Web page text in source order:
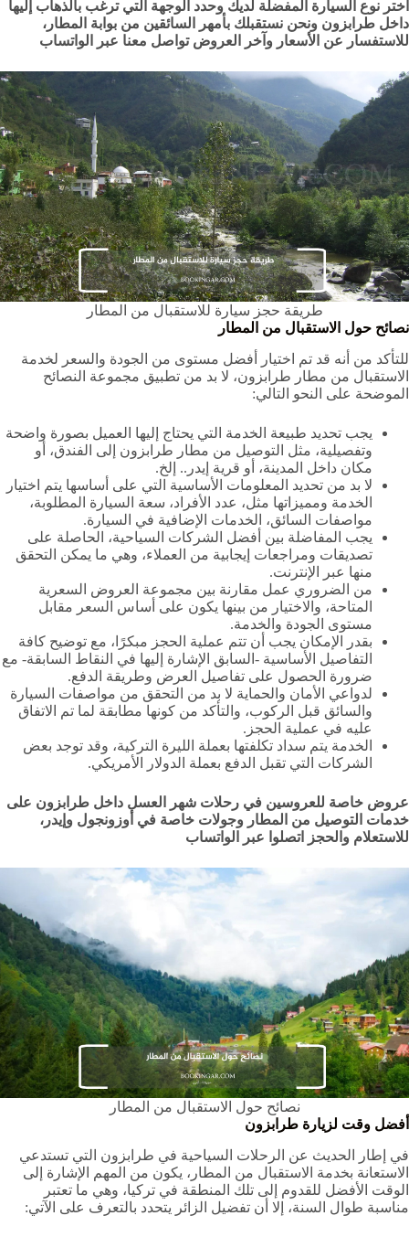
اختر نوع السيارة المفضلة لديك وحدد الوجهة التي ترغب بالذهاب إليها
داخل طرابزون ونحن نستقبلك بأمهر السائقين من بوابة المطار،
للاستفسار عن الأسعار وآخر العروض تواصل معنا عبر الواتساب
طريقة حجز سيارة للاستقبال من المطار
نصائح حول الاستقبال من المطار
للتأكد من أنه قد تم اختيار أفضل مستوى من الجودة والسعر لخدمة
الاستقبال من مطار طرابزون، لا بد من تطبيق مجموعة النصائح
الموضحة على النحو التالي:
يجب تحديد طبيعة الخدمة التي يحتاج إليها العميل بصورة واضحة
وتفصيلية، مثل التوصيل من مطار طرابزون إلى الفندق، أو
مكان داخل المدينة، أو قرية إيدر.. إلخ.
لا بد من تحديد المعلومات الأساسية التي على أساسها يتم اختيار
الخدمة ومميزاتها مثل، عدد الأفراد، سعة السيارة المطلوبة،
مواصفات السائق، الخدمات الإضافية في السيارة.
يجب المفاضلة بين أفضل الشركات السياحية، الحاصلة على
تصديقات ومراجعات إيجابية من العملاء، وهي ما يمكن التحقق
منها عبر الإنترنت.
من الضروري عمل مقارنة بين مجموعة العروض السعرية
المتاحة، والاختيار من بينها يكون على أساس السعر مقابل
مستوى الجودة والخدمة.
بقدر الإمكان يجب أن تتم عملية الحجز مبكرًا، مع توضيح كافة
التفاصيل الأساسية -السابق الإشارة إليها في النقاط السابقة- مع
ضرورة الحصول على تفاصيل العرض وطريقة الدفع.
لدواعي الأمان والحماية لا بد من التحقق من مواصفات السيارة
والسائق قبل الركوب، والتأكد من كونها مطابقة لما تم الاتفاق
عليه في عملية الحجز.
الخدمة يتم سداد تكلفتها بعملة الليرة التركية، وقد توجد بعض
الشركات التي تقبل الدفع بعملة الدولار الأمريكي.
عروض خاصة للعروسين في رحلات شهر العسل داخل طرابزون على
خدمات التوصيل من المطار وجولات خاصة في أوزونجول وإيدر،
للاستعلام والحجز اتصلوا عبر الواتساب
نصائح حول الاستقبال من المطار
أفضل وقت لزيارة طرابزون
في إطار الحديث عن الرحلات السياحية في طرابزون التي تستدعي
الاستعانة بخدمة الاستقبال من المطار، يكون من المهم الإشارة إلى
الوقت الأفضل للقدوم إلى تلك المنطقة في تركيا، وهي ما تعتبر
مناسبة طوال السنة، إلا أن تفضيل الزائر يتحدد بالتعرف على الآتي: